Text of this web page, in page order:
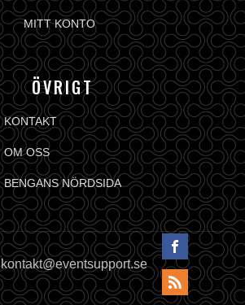
MITT KONTO
ÖVRIGT
KONTAKT
OM OSS
BENGANS NÖRDSIDA
kontakt@eventsupport.se